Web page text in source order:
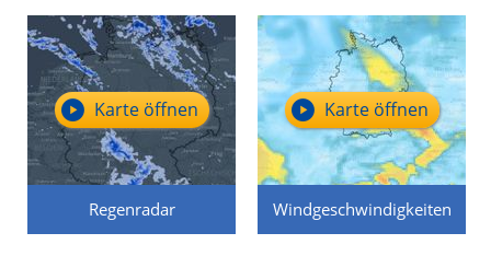
Regenradar
Karte öffnen
Windgeschwindigkeiten
Karte öffnen